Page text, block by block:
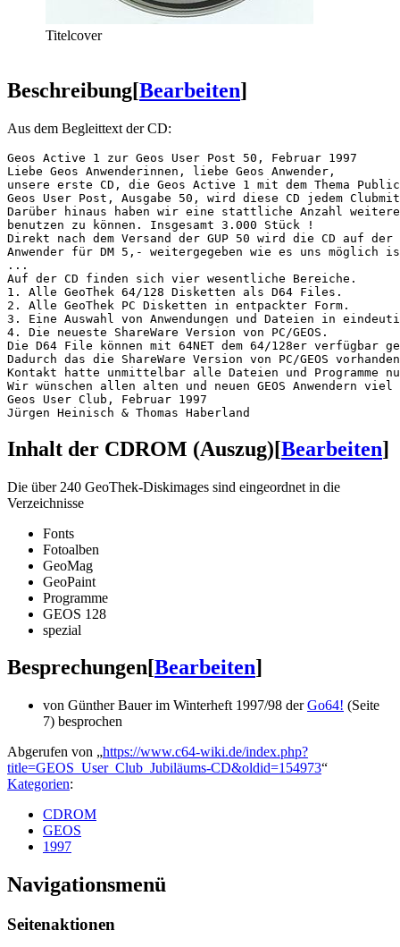
Titelcover
Beschreibung[Bearbeiten]
Aus dem Begleittext der CD:
Geos Active 1 zur Geos User Post 50, Februar 1997
Liebe Geos Anwenderinnen, liebe Geos Anwender,
unsere erste CD, die Geos Active 1 mit dem Thema
Geos User Post, Ausgabe 50, wird diese CD jedem
Darüber hinaus haben wir eine stattliche Anzahl
benutzen zu können. Insgesamt 3.000 Stück !
Direkt nach dem Versand der GUP 50 wird die CD auf
Anwender für DM 5,- weitergegeben wie es uns möglich
...
Auf der CD finden sich vier wesentliche Bereiche.
1. Alle GeoThek 64/128 Disketten als D64 Files.
2. Alle GeoThek PC Disketten in entpackter Form.
3. Eine Auswahl von Anwendungen und Dateien in
4. Die neueste ShareWare Version von PC/GEOS.
Die D64 File können mit 64NET dem 64/128er verfügbar
Dadurch das die ShareWare Version von PC/GEOS
Kontakt hatte unmittelbar alle Dateien und Programme
Wir wünschen allen alten und neuen GEOS Anwendern
Geos User Club, Februar 1997
Inhalt der CDROM (Auszug)[Bearbeiten]
Die über 240 GeoThek-Diskimages sind eingeordnet in die
Verzeichnisse
Fonts
Fotoalben
GeoMag
GeoPaint
Programme
GEOS 128
spezial
Besprechungen[Bearbeiten]
von Günther Bauer im Winterheft 1997/98 derGo64! (Seite
7) besprochen
Abgerufen von „https://www.c64-wiki.de/index.php?
title=GEOS_User_Club_Jubiläums-CD&oldid=154973“
Kategorien:
CDROM
GEOS
1997
Navigationsmenü
Seitenaktionen